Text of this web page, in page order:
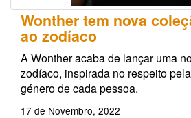
Wonther tem nova
ao zodíaco
A Wonther acaba de lançar uma
zodíaco, inspirada no respeito
género de cada pessoa.
17 de Novembro, 2022